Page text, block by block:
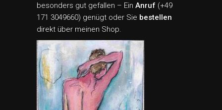
besonders gut gefallen – Ein Anruf (+49
171 3049660) genügt oder Sie bestellen
direkt über meinen Shop.